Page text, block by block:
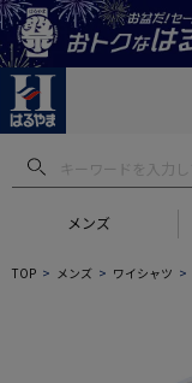
メンズ
TOP メンズ ワイシャツ